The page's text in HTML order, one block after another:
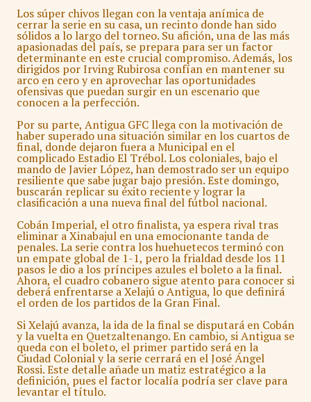
Los súper chivos llegan con la ventaja anímica de
cerrar la serie en su casa, un recinto donde han sido
sólidos a lo largo del torneo. Su afición, una de las más
apasionadas del país, se prepara para ser un factor
determinante en este crucial compromiso. Además, los
dirigidos por Irving Rubirosa confían en mantener su
arco en cero y en aprovechar las oportunidades
ofensivas que puedan surgir en un escenario que
conocen a la perfección.
Por su parte, Antigua GFC llega con la motivación de
haber superado una situación similar en los cuartos de
final, donde dejaron fuera a Municipal en el
complicado Estadio El Trébol. Los coloniales, bajo el
mando de Javier López, han demostrado ser un equipo
resiliente que sabe jugar bajo presión. Este domingo,
buscarán replicar su éxito reciente y lograr la
clasificación a una nueva final del fútbol nacional.
Cobán Imperial, el otro finalista, ya espera rival tras
eliminar a Xinabajul en una emocionante tanda de
penales. La serie contra los huehuetecos terminó con
un empate global de 1-1, pero la frialdad desde los 11
pasos le dio a los príncipes azules el boleto a la final.
Ahora, el cuadro cobanero sigue atento para conocer si
deberá enfrentarse a Xelajú o Antigua, lo que definirá
el orden de los partidos de la Gran Final.
Si Xelajú avanza, la ida de la final se disputará en Cobán
y la vuelta en Quetzaltenango. En cambio, si Antigua se
queda con el boleto, el primer partido será en la
Ciudad Colonial y la serie cerrará en el José Ángel
Rossi. Este detalle añade un matiz estratégico a la
definición, pues el factor localía podría ser clave para
levantar el título.